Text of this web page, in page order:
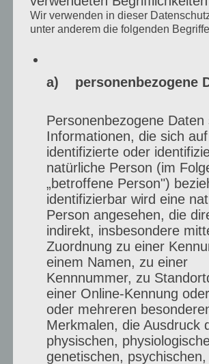
Wir verwenden in dieser
unter anderem die folgenden
a) personenbezogene
Personenbezogene Daten
Informationen, die sich
identifizierte oder
natürliche Person (im
„betroffene Person")
identifizierbar wird eine
Person angesehen, die
indirekt, insbesondere
Zuordnung zu einer
einem Namen, zu einer
Kennnummer, zu
einer Online-Kennung
oder mehreren
Merkmalen, die Ausdruck
physischen,
genetischen, psychischen,